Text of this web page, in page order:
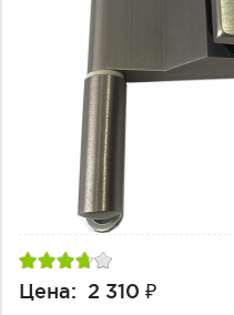
Двери межкомнатные
Цена: 2 310 ₽